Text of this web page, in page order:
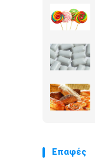
Επαφές